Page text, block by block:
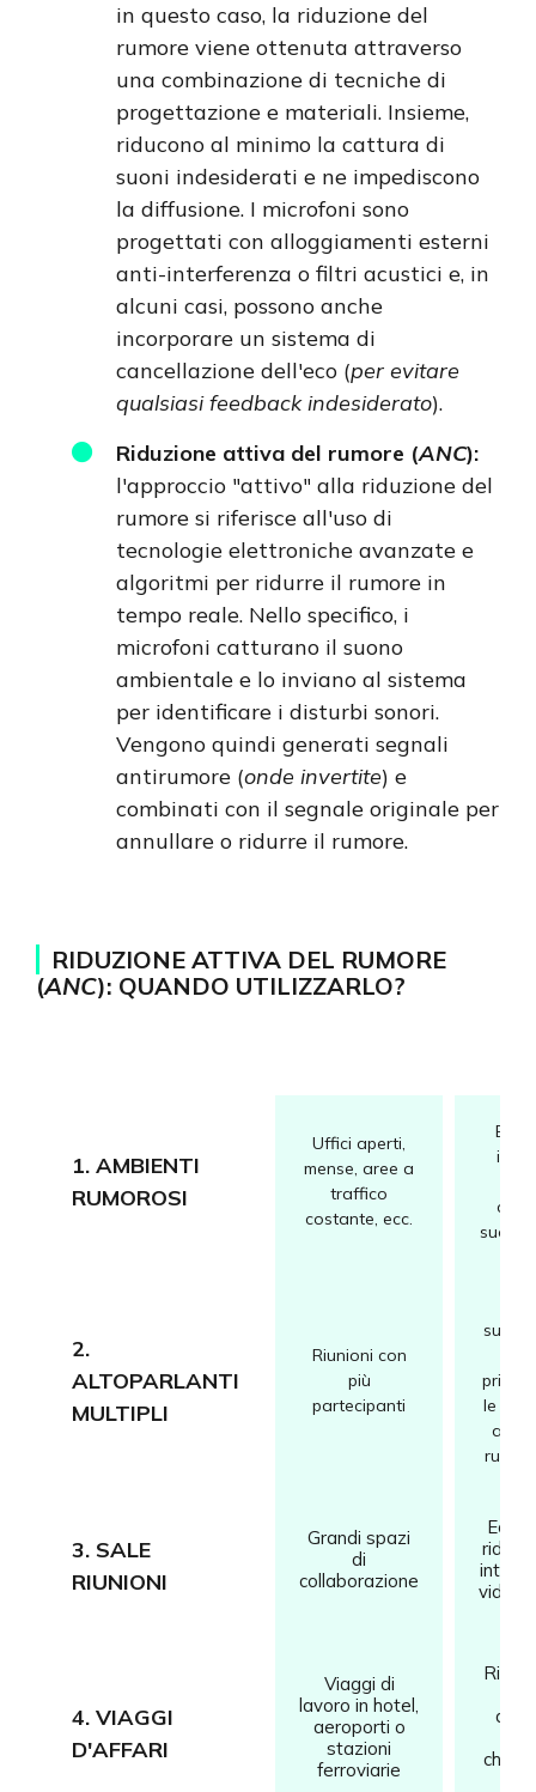
in questo caso, la riduzione del
rumore viene ottenuta attraverso
una combinazione di tecniche di
progettazione e materiali. Insieme,
riducono al minimo la cattura di
suoni indesiderati e ne impediscono
la diffusione. I microfoni sono
progettati con alloggiamenti esterni
anti-interferenza o filtri acustici e, in
alcuni casi, possono anche
incorporare un sistema di
cancellazione dell'eco (per evitare
qualsiasi feedback indesiderato).
Riduzione attiva del rumore (ANC):
l'approccio "attivo" alla riduzione del
rumore si riferisce all'uso di
tecnologie elettroniche avanzate e
algoritmi per ridurre il rumore in
tempo reale. Nello specifico, i
microfoni catturano il suono
ambientale e lo inviano al sistema
per identificare i disturbi sonori.
Vengono quindi generati segnali
antirumore (onde invertite) e
combinati con il segnale originale per
annullare o ridurre il rumore.
RIDUZIONE ATTIVA DEL RUMORE
(ANC): QUANDO UTILIZZARLO?
1. AMBIENTI
RUMOROSI
Uffici aperti,
mense, aree a
traffico
costante, ecc.
suono
2.
ALTOPARLANTI
MULTIPLI
Riunioni con
più
partecipanti
le
altre
3. SALE
RIUNIONI
Grandi spazi
di
collaborazione
Eco
ridotti
4. VIAGGI
D'AFFARI
Viaggi di
lavoro in hotel,
aeroporti o
stazioni
ferroviarie